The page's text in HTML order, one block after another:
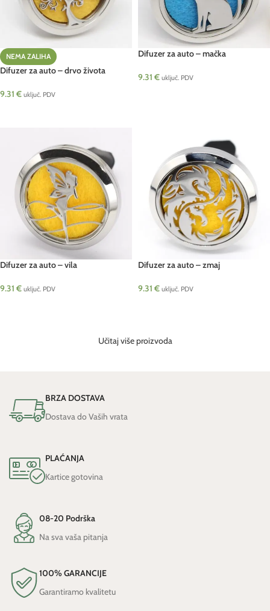
NEMA ZALIHA
Difuzer za auto – drvo života
9.31 € uključ. PDV
Difuzer za auto – mačka
9.31 € uključ. PDV
Difuzer za auto – vila
9.31 € uključ. PDV
Difuzer za auto – zmaj
9.31 € uključ. PDV
Učitaj više proizvoda
BRZA DOSTAVA
Dostava do Vaših vrata
PLAĆANJA
Kartice gotovina
08-20 Podrška
Na sva vaša pitanja
100% GARANCIJE
Garantiramo kvalitetu